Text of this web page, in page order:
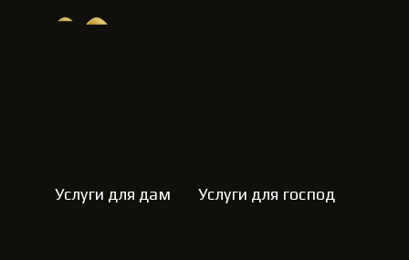
Услуги для дам Услуги для господ